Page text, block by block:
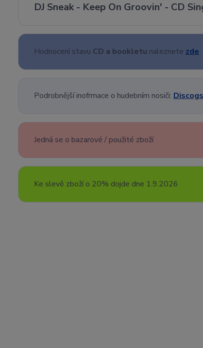
DJ Sneak - Keep On Groovin' - CD
Hodnocení stavu CD a bookletu naleznete zde
Podrobnější inofrmace o hudebním nosiči:
Jedná se o bazarové / použité zboží
Ke slevě zboží o 20% dojde dne 1.9.2026